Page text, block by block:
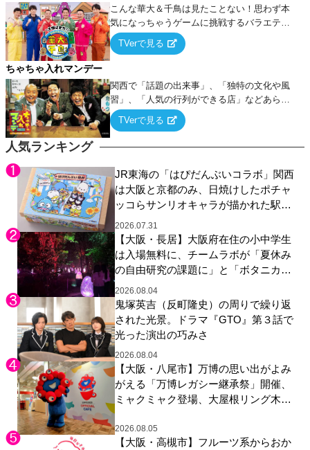
人気ランキング
JR東海の「はぴだんぶいコラボ」関西
は大阪と京都のみ、日焼けしたポチャ
ッコらサンリオキャラが描かれた駅弁
やグッズが登場
2026.07.31
【大阪・長居】大阪府在住の小中学生
は入場無料に、チームラボが「夏休み
の自由研究の課題に」と「ボタニカル
ガーデン 大阪」へ招待
2026.08.04
鬼塚英吉（反町隆史）の周りで繰り返
された光景。ドラマ『GTO』第３話で
光った演出の巧みさ
2026.08.04
【大阪・八尾市】万博の思い出がよみ
がえる「万博レガシー継承祭」開催、
ミャクミャク登場、大屋根リング木材
展示も
2026.08.05
【大阪・高槻市】フルーツ系からおか
こんな華大＆千鳥は見たことない！思わず本
気になっちゃうゲームに挑戦するバラエティ
ー！
TVerで見る
ちゃちゃ入れマンデー
関西で「話題の出来事」、「独特の文化や風
習」、「人気の行列ができる店」などあらゆ
るテーマについて好き放題にちゃちゃを入れ
ていく関西色を前面に押し出したトークバラ
TVerで見る